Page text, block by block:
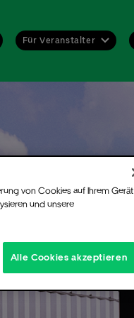
Für Veranstalter
entgeht Ihnen nie
sind, können Sie
oder Rückgabe
von Cookies auf Ihrem Gerät
und unsere
Alle Cookies akzeptieren